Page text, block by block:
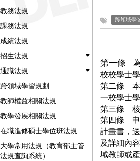
教務法規
課務法規
成績法規
招生法規
通識法規
跨領域學習規劃
教師權益相關法規
教學發展相關法規
在職進修碩士學位班法規
大學常用法規（教育部主管
法規查詢系統）
跨領域學
第一條
校校學士
第二條
一校學士學
第三條 核
第四條 申
計畫書，
及詳細內
域教師或